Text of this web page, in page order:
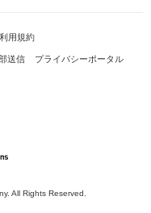
用規約
送信 プライバシーポータル
All Rights Reserved.